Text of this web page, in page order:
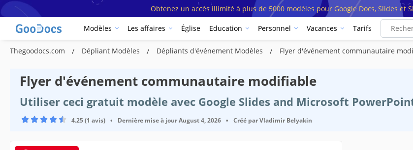
Obtenez un accès illimité à plus de 5000 modèles pour Google Docs, Slides et
Modèles Les affaires Église Education Personnel Vacances Tarifs
Thegoodocs.com Dépliant Modèles Dépliants d'événement Modèles Flyer d'événement communautaire
Flyer d'événement communautaire modifiable
Utiliser ceci gratuit modèle avec Google Slides and Microsoft
4.25 (1 avis) • Dernière mise à jourAugust 4, 2026 • Créé parVladimir Belyakin